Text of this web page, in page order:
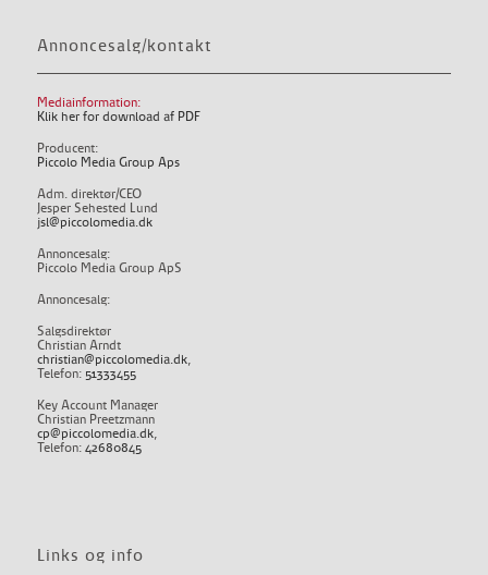
Annoncesalg/kontakt
Mediainformation:
Klik her for download af PDF
Producent:
Piccolo Media Group Aps
Adm. direktør/CEO
Jesper Sehested Lund
jsl@piccolomedia.dk
Annoncesalg:
Piccolo Media Group ApS
Annoncesalg:
Salgsdirektør
Christian Arndt
christian@piccolomedia.dk,
Telefon: 51333455
Key Account Manager
Christian Preetzmann
cp@piccolomedia.dk,
Telefon: 42680845
Links og info